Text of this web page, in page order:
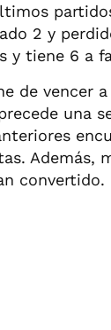
2 y
y tiene 6 a
de vencer
una
Además,
convertido.